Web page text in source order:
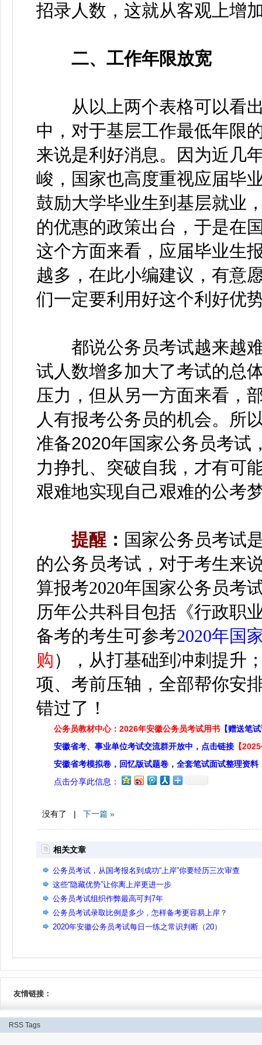
招录人数，这就从客观上增
二、工作年限放宽
从以上两个表格可以看出
中，对于基层工作最低年限
来说是利好消息。因为近几
峻，国家也高度重视应届毕
鼓励大学毕业生到基层就业
的优惠的政策出台，于是在
这个方面来看，应届毕业生
越多，在此小编建议，有意
们一定要利用好这个利好优
都说公务员考试越来越难
试人数增多加大了考试的总
压力，但从另一方面来看，
人有报考公务员的机会。所
准备2020年国家公务员考试
力挣扎、突破自我，才有可
艰难地实现自己艰难的公考
提醒 ： 国家公务员考试
的公务员考试，对于考生来
算报考2020年国家公务员考
历年公共科目包括《行政职
备考的考生可参考2020年国
购），从打基础到冲刺提升
项、考前压轴，全部帮你安
错过了！
公务员教材中心：2026年安徽公务员考试用书 【赠送笔
安徽省考、事业单位考试交流群开放中，点击链接 【
安徽省考模拟卷，回忆版试题卷，全套笔试面试整理资料
点击分享此信息：
没有了 | 下一篇 »
相关文章
公务员考试，从国考报名到成功“上岸”你要经历三次审查
这些“隐藏优势”让你离上岸更进一步
公务员考试组织作弊最高可判7年
公务员考试录取比例是多少，怎样备考更容易上岸？
2020年安徽公务员考试每日一练之常识判断（20）
友情链接：
RSS Tags